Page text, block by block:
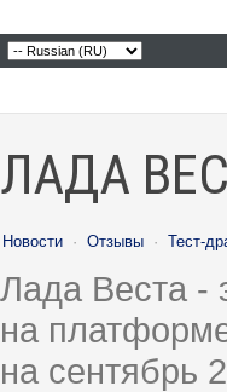
ЛАДА
Новости · Отзывы · Тест-
Лада Веста -
на
на сентябрь